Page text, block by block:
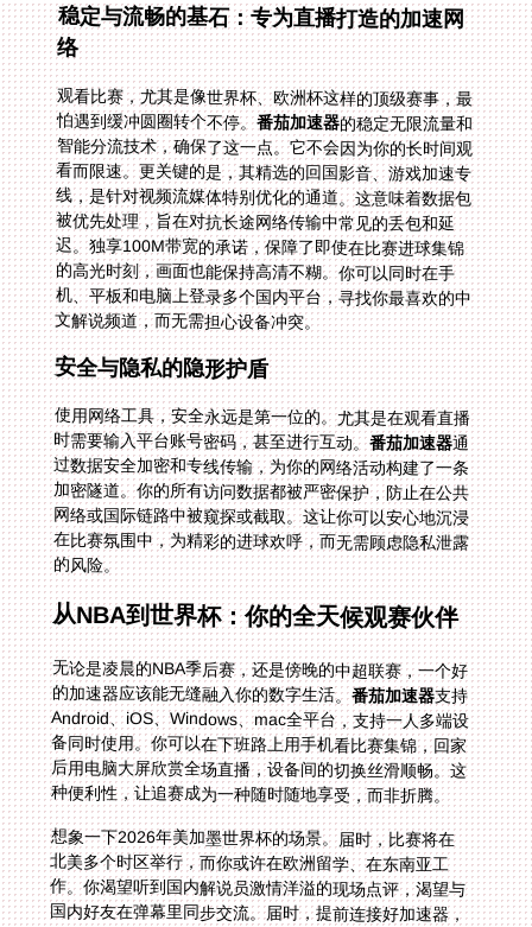
稳定与流畅的基石：专为直播打造的加速网
络
观看比赛，尤其是像世界杯、欧洲杯这样的顶级赛事，最
怕遇到缓冲圆圈转个不停。番茄加速器的稳定无限流量和
智能分流技术，确保了这一点。它不会因为你的长时间观
看而限速。更关键的是，其精选的回国影音、游戏加速专
线，是针对视频流媒体特别优化的通道。这意味着数据包
被优先处理，旨在对抗长途网络传输中常见的丢包和延
迟。独享100M带宽的承诺，保障了即使在比赛进球集锦
的高光时刻，画面也能保持高清不糊。你可以同时在手
机、平板和电脑上登录多个国内平台，寻找你最喜欢的中
文解说频道，而无需担心设备冲突。
安全与隐私的隐形护盾
使用网络工具，安全永远是第一位的。尤其是在观看直播
时需要输入平台账号密码，甚至进行互动。番茄加速器通
过数据安全加密和专线传输，为你的网络活动构建了一条
加密隧道。你的所有访问数据都被严密保护，防止在公共
网络或国际链路中被窥探或截取。这让你可以安心地沉浸
在比赛氛围中，为精彩的进球欢呼，而无需顾虑隐私泄露
的风险。
从NBA到世界杯：你的全天候观赛伙伴
无论是凌晨的NBA季后赛，还是傍晚的中超联赛，一个好
的加速器应该能无缝融入你的数字生活。番茄加速器支持
Android、iOS、Windows、mac全平台，支持一人多端设
备同时使用。你可以在下班路上用手机看比赛集锦，回家
后用电脑大屏欣赏全场直播，设备间的切换丝滑顺畅。这
种便利性，让追赛成为一种随时随地享受，而非折腾。
想象一下2026年美加墨世界杯的场景。届时，比赛将在
北美多个时区举行，而你或许在欧洲留学、在东南亚工
作。你渴望听到国内解说员激情洋溢的现场点评，渴望与
国内好友在弹幕里同步交流。届时，提前连接好加速器，
选择一条优质的回国影音专线，点开抖音或央视频的直播
页面。画面瞬间加载，熟悉的国语解说传来，现场的喧嚣
与屏幕前的你之间，那道无形的墙消失了。你仿佛就和千
千万万的国内观众在一起，共同心跳，共同呐喊。这一切
的背后，离不开售后实时保障和专业的技术团队。一旦遇
到任何网络波动或连接问题，都能得到快速响应和解决，